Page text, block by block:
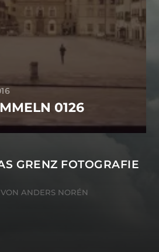
0126
GRENZ FOTOGRAFIE
ANDERS NORÉN